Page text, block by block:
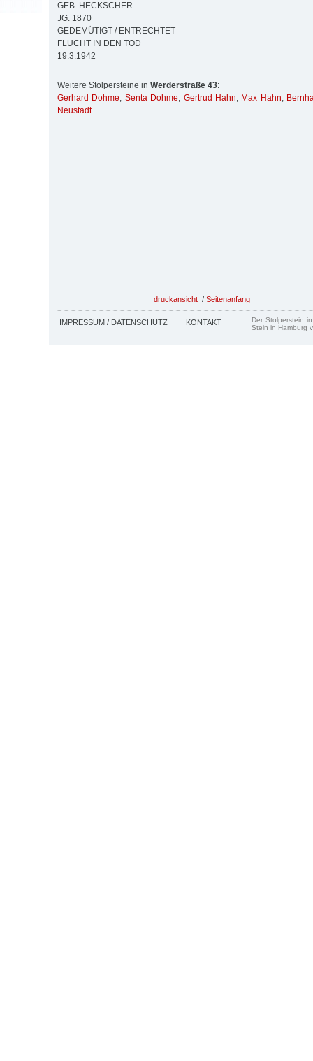
GEB. HECKSCHER
JG. 1870
GEDEMÜTIGT / ENTRECHTET
FLUCHT IN DEN TOD
19.3.1942
Weitere Stolpersteine in Werderstraße 43:
Gerhard Dohme, Senta Dohme, Gertrud Hahn, Max Hahn,
Neustadt
druckansicht / Seitenanfang
IMPRESSUM / DATENSCHUTZ KONTAKT
Der Stolperstein
Stein in Hamburg